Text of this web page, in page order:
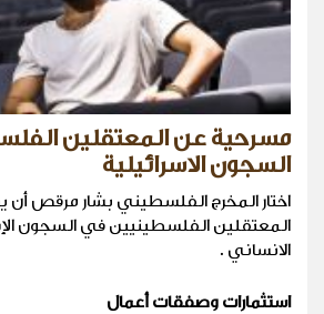
مسرحية عن المعتقلين
السجون الاسرائيلية
اختار المخرج الفلسطيني بشار مرقص أن
المعتقلين الفلسطينيين في السجون
الانساني .
استثمارات وصفقات أعمال